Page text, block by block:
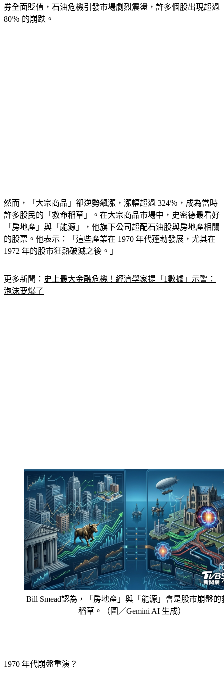
據，1970 年代「失落的十年」中，股票、美國公債與企業債
券全面貶值，石油危機引發市場劇烈震盪，許多個股出現超過
然而，「大宗商品」卻逆勢飆漲，漲幅超過 324％，成為當時
許多股民的「救命稻草」。在大宗商品市場中，史密德最看好
「房地產」與「能源」，他旗下公司超配石油股與房地產相關
的股票。他表示：「這些產業在 1970 年代蓬勃發展，尤其在
更多新聞：
Bill Smead認為，「房地產」與「能源」會是股市崩盤的